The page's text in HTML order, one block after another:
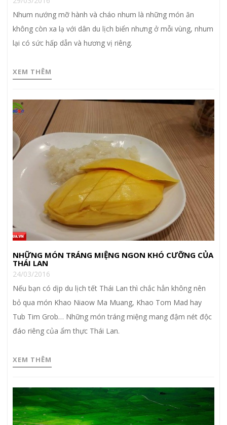
Nhum nướng mỡ hành và cháo nhum là những món ăn
không còn xa lạ với dân du lịch biển nhưng ở mỗi vùng, nhum
lại có sức hấp dẫn và hương vị riêng.
XEM THÊM
NHỮNG MÓN TRÁNG MIỆNG NGON KHÓ CƯỠNG CỦA
THÁI LAN
24/03/2016
Nếu bạn có dịp du lịch tết Thái Lan thì chắc hẳn không nên
bỏ qua món Khao Niaow Ma Muang, Khao Tom Mad hay
Tub Tim Grob… Những món tráng miệng mang đậm nét độc
đáo riêng của ẩm thực Thái Lan.
XEM THÊM